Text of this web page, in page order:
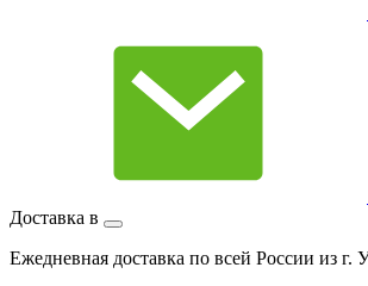
Доставка в
Ежедневная доставка по всей России из г.